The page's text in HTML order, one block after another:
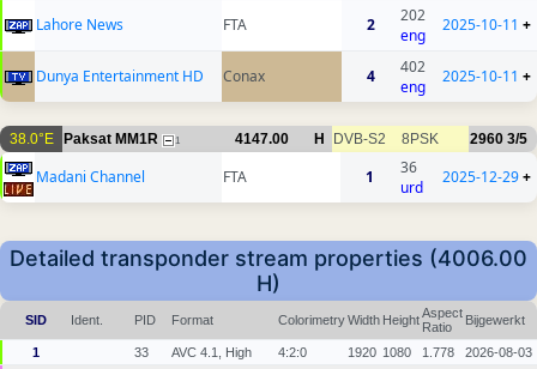
Lahore News FTA 2
202
eng
2025-10-11 +
Dunya Entertainment HD Conax 4
402
eng
2025-10-11 +
38.0°E Paksat MM1R 1 4147.00 H DVB-S2 8PSK 2960 3/5
Madani Channel FTA 1
36
urd
2025-12-29+
Detailed transponder stream properties (4006.00
H)
SID Ident. PID Format ColorimetryWidth HeightAspect
Ratio
Bijgewerkt
1 33 AVC 4.1, High 4:2:0 1920 1080 1.778 2026-08-03